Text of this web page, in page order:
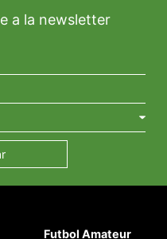
a la newsletter
Futbol Amateur